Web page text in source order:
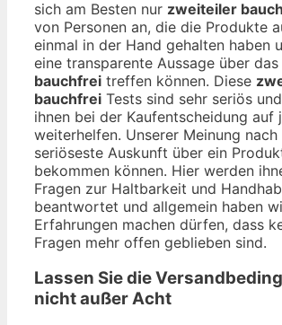
sich am Besten nur zweiteiler
von Personen an, die die Produkte
einmal in der Hand gehalten haben
eine transparente Aussage über das
bauchfrei treffen können. Diese
bauchfrei Tests sind sehr seriös
ihnen bei der Kaufentscheidung auf
weiterhelfen. Unserer Meinung
seriöseste Auskunft über ein
bekommen können. Hier werden
Fragen zur Haltbarkeit und
beantwortet und allgemein haben
Erfahrungen machen dürfen, dass
Fragen mehr offen geblieben sind.
Lassen Sie die
nicht außer Acht